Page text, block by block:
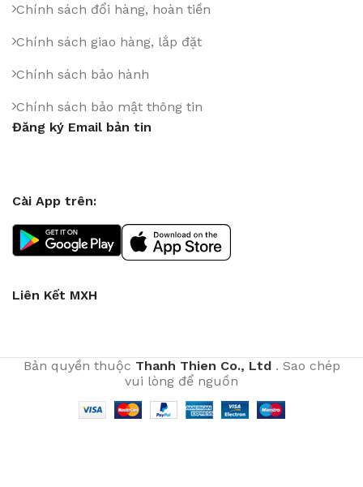
Chính sách đổi hàng, hoàn tiền
Chính sách giao hàng, lắp đặt
Chính sách bảo hành
Chính sách bảo mật thông tin
Đăng ký Email bản tin
Cài App trên:
Liên Kết MXH
Bản quyền thuộc Thanh Thien Co., Ltd. Sao chép
vui lòng để nguồn